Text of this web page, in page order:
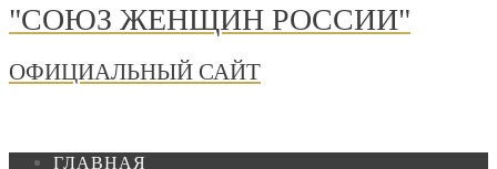
"СОЮЗ ЖЕНЩИН РОССИИ"
ОФИЦИАЛЬНЫЙ САЙТ
ГЛАВНАЯ